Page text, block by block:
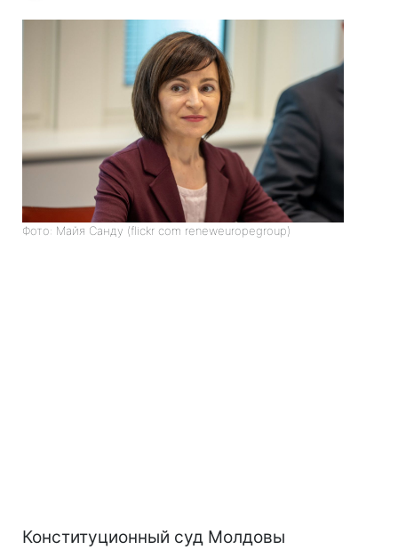
Фото: Майя Санду (flickr com reneweuropegroup)
Конституционный суд Молдовы